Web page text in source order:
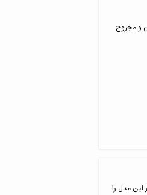
و مجروح
این مدل را